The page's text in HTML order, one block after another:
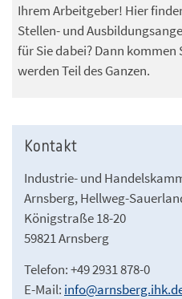
Ihrem Arbeitgeber! Hier
Stellen- und
für Sie dabei? Dann kommen
werden Teil des Ganzen.
Kontakt
Industrie- und
Arnsberg, Hellweg-
Königstraße 18-20
59821 Arnsberg
Telefon: +49 2931 878-0
E-Mail: